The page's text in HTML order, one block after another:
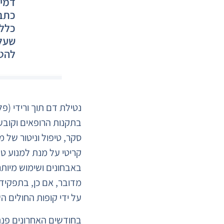
נטילת דם תוך ורידי
בתקנות הרופאים
סקר, טיפול וניטור של
קריטי על מנת למנוע
באבחונים ושימוש
מדובר, אם כן,
על ידי קופות החולים
בחודשים האחרונים